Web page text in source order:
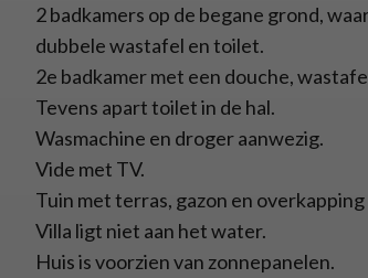
2 badkamers op de begane grond,
dubbele wastafel en toilet.
2e badkamer met een douche,
Tevens apart toilet in de hal.
Wasmachine en droger aanwezig.
Vide met TV.
Tuin met terras, gazon en
Villa ligt niet aan het water.
Huis is voorzien van zonnepanelen.